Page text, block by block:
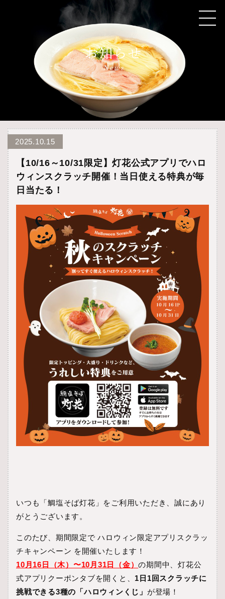
2025.10.15
【10/16～10/31限定】灯花公式アプリでハロ
ウィンスクラッチ開催！当日使える特典が毎
日当たる！
いつも「鯛塩そば灯花」をご利用いただき、誠にあり
がとうございます。
このたび、期間限定で ハロウィン限定アプリスクラッ
チキャンペーン を開催いたします！
10月16日（木）〜10月31日（金）の期間中、灯花公
式アプリクーポンタブを開くと、 1日1回スクラッチに
挑戦できる3種の「ハロウィンくじ」 が登場！